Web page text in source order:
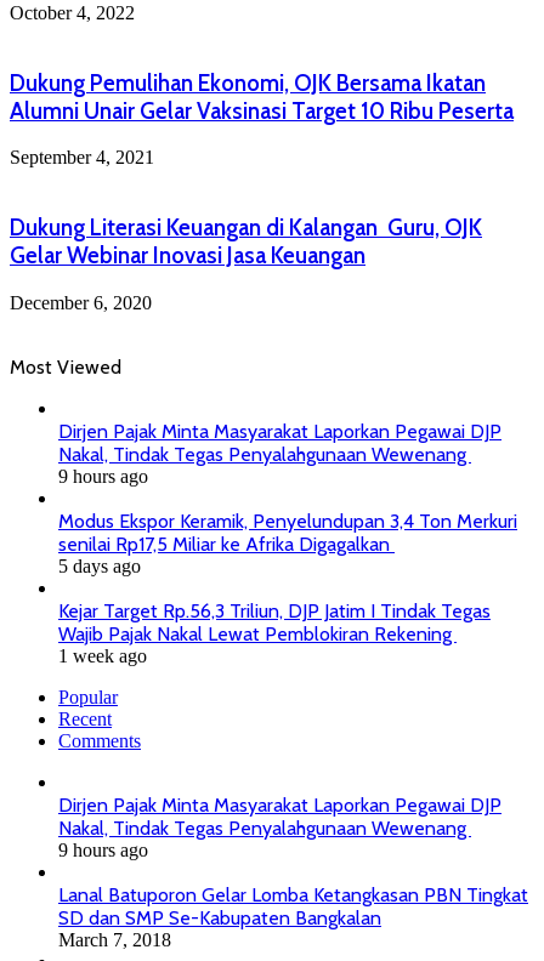
October 4, 2022
Dukung Pemulihan Ekonomi, OJK Bersama Ikatan
Alumni Unair Gelar Vaksinasi Target 10 Ribu Peserta
September 4, 2021
Dukung Literasi Keuangan di Kalangan Guru, OJK
Gelar Webinar Inovasi Jasa Keuangan
December 6, 2020
Most Viewed
Dirjen Pajak Minta Masyarakat Laporkan Pegawai DJP
Nakal, Tindak Tegas Penyalahgunaan Wewenang
9 hours ago
Modus Ekspor Keramik, Penyelundupan 3,4 Ton Merkuri
senilai Rp17,5 Miliar ke Afrika Digagalkan
5 days ago
Kejar Target Rp.56,3 Triliun, DJP Jatim I Tindak Tegas
Wajib Pajak Nakal Lewat Pemblokiran Rekening
1 week ago
Popular
Recent
Comments
Dirjen Pajak Minta Masyarakat Laporkan Pegawai DJP
Nakal, Tindak Tegas Penyalahgunaan Wewenang
9 hours ago
Lanal Batuporon Gelar Lomba Ketangkasan PBN Tingkat
SD dan SMP Se-Kabupaten Bangkalan
March 7, 2018